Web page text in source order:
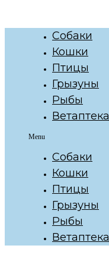
Собаки
Кошки
Птицы
Грызуны
Рыбы
Ветаптека
Menu
Собаки
Кошки
Птицы
Грызуны
Рыбы
Ветаптека